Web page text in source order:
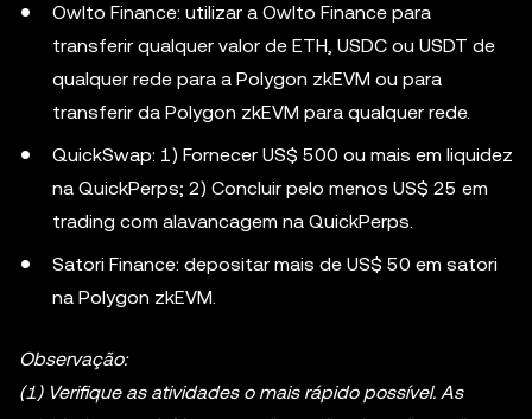
Owlto Finance: utilizar a Owlto Finance para
transferir qualquer valor de ETH, USDC ou USDT de
qualquer rede para a Polygon zkEVM ou para
transferir da Polygon zkEVM para qualquer rede.
QuickSwap: 1) Fornecer US$ 500 ou mais em liquidez
na QuickPerps; 2) Concluir pelo menos US$ 25 em
trading com alavancagem na QuickPerps.
Satori Finance: depositar mais de US$ 50 em satori
na Polygon zkEVM.
Observação:
(1) Verifique as atividades o mais rápido possível. As